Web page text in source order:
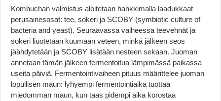
Kombuchan valmistus aloitetaan hankkimalla laadukkaat
perusainesosat: tee, sokeri ja SCOBY (symbiotic culture of
bacteria and yeast). Seuraavassa vaiheessa teevehnät ja
sokeri liuotetaan kuumaan veteen, minkä jälkeen seos
jäähdytetään ja SCOBY lisätään nesteen sekaan. Juoman
annetaan tämän jälkeen fermentoitua lämpimässä paikassa
useita päiviä. Fermentointivaiheen pituus määrittelee juoman
lopullisen maun: lyhyempi fermentointiaika tuottaa
miedomman maun, kun taas pidempi aika korostaa